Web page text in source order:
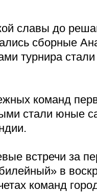
славы до
сборные
турнира
команд
стали юные
встречи за
в
команд